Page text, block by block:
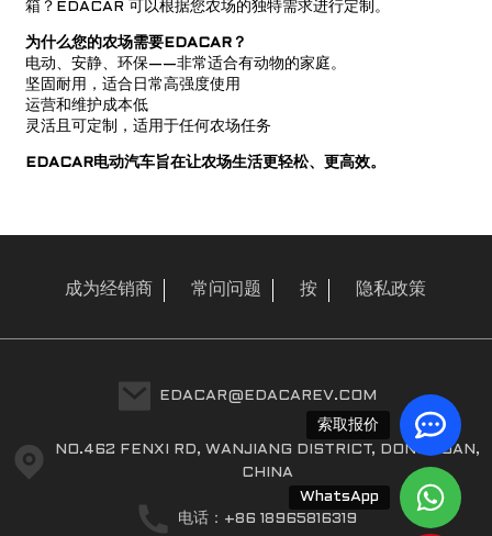
索取报价
WhatsApp
箱？EDACAR 可以根据您农场的独特需求进行定制。
为什么您的农场需要EDACAR？
电动、安静、环保——非常适合有动物的家庭。
坚固耐用，适合日常高强度使用
运营和维护成本低
灵活且可定制，适用于任何农场任务
EDACAR电动汽车旨在让农场生活更轻松、更高效。
成为经销商 常问问题 按 隐私政策
EDACAR@EDACAREV.COM
NO.462 FENXI RD, WANJIANG DISTRICT, DONGGUAN,
CHINA
电话：+86 18965816319